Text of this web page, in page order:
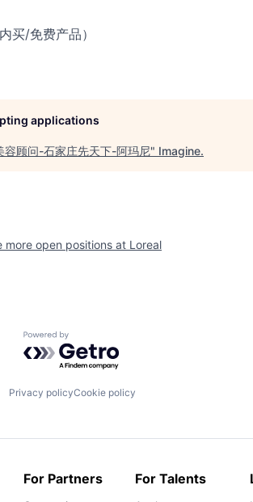
买/免费产品）
applications
容顾问-石家庄先天下-阿玛尼" Imagine.
more open positions at Loreal
Powered by Getro.com
Privacy policyCookie policy
For Partners For Talents